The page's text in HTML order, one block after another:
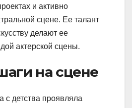
и активно
сцене. Ее талант
делают ее
актерской сцены.
на сцене
с детства проявляла